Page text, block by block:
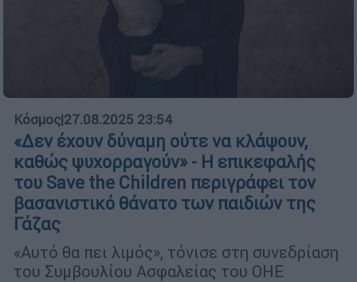
Κόσμος|27.08.2025 23:54
«Δεν έχουν δύναμη ούτε να κλάψουν,
καθώς ψυχορραγούν» - Η επικεφαλής
του Save the Children περιγράφει τον
βασανιστικό θάνατο των παιδιών της
Γάζας
«Αυτό θα πει λιμός», τόνισε στη συνεδρίαση
του Συμβουλίου Ασφαλείας του ΟΗΕ